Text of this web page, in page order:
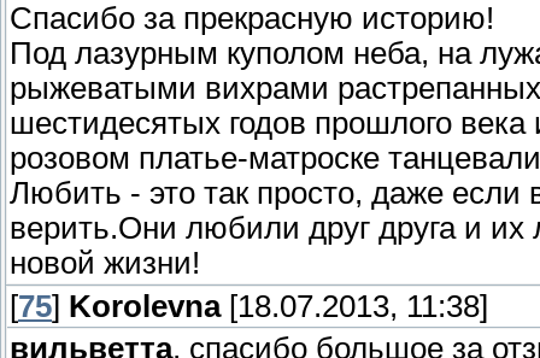
Спасибо за прекрасную историю!
Под лазурным куполом неба, на
рыжеватыми вихрами
шестидесятых годов прошлого
розовом платье-матроске
Любить - это так просто, даже
верить.Они любили друг друга и
новой жизни!
[75] Korolevna[18.07.2013, 11:38]
вильветта, спасибо большое за